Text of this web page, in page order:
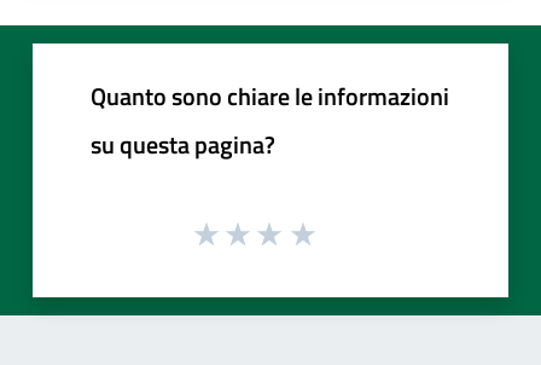
Quanto sono chiare le informazioni
su questa pagina?